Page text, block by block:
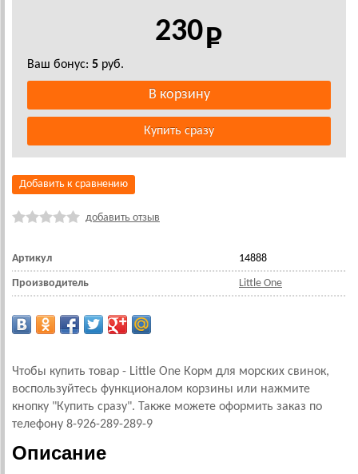
230
Ваш бонус: 5 руб.
Добавить к сравнению
добавить отзыв
Артикул 14888
Производитель Little One
Чтобы купить товар - Little One Корм для морских свинок,
воспользуйтесь функционалом корзины или нажмите
кнопку "Купить сразу". Также можете оформить заказ по
телефону 8-926-289-289-9
Описание